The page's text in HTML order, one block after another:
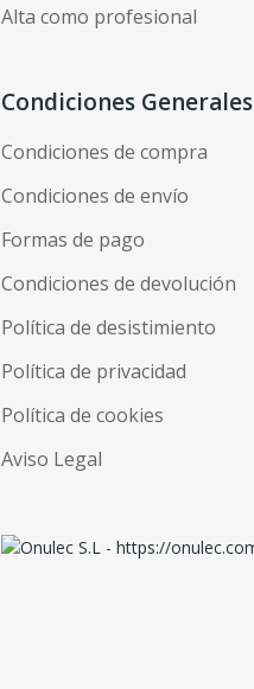
Alta como profesional
Condiciones Generales
Condiciones de compra
Condiciones de envío
Formas de pago
Condiciones de devolución
Política de desistimiento
Política de privacidad
Política de cookies
Aviso Legal